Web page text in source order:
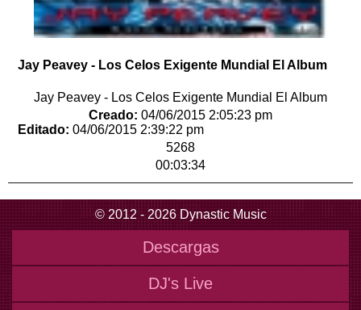
Jay Peavey - Los Celos Exigente Mundial El Album
Jay Peavey - Los Celos Exigente Mundial El Album
Creado: 04/06/2015 2:05:23 pm
Editado: 04/06/2015 2:39:22 pm
5268
00:03:34
© 2012 - 2026 Dynastic Music
Descargas
DJ's Live